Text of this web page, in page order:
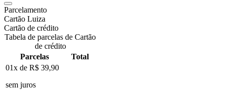
Parcelamento
Cartão Luiza
Cartão de crédito
Tabela de parcelas de Cartão
de crédito
Parcelas
Total
01x de R$ 39,90
sem juros